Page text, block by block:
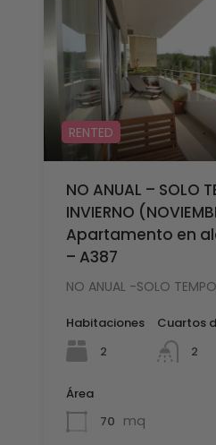
RENTED
NO ANUAL – SOLO
INVIERNO
Apartamento en
– A387
NO ANUAL -SOLO
Habitaciones
2
Cuartos
2
Área
70 mq